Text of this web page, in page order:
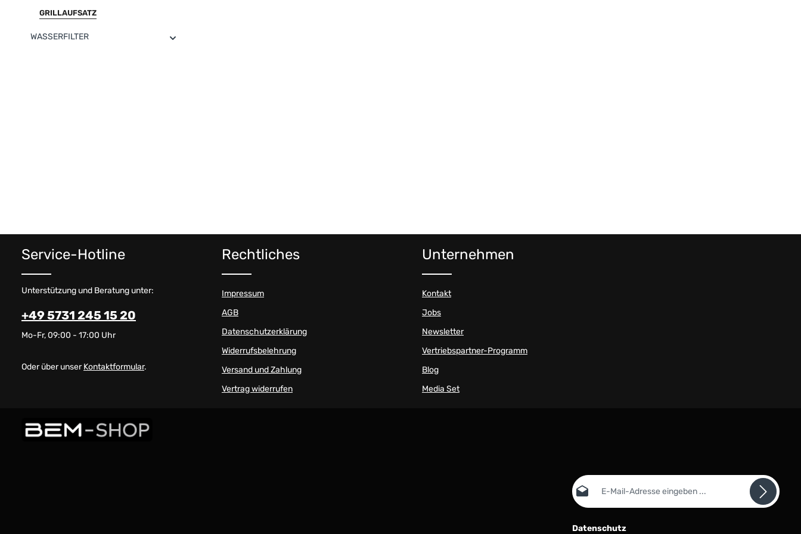
GRILLAUFSATZ
WASSERFILTER
Service-Hotline
Unterstützung und Beratung unter:
+49 5731 245 15 20
Mo-Fr, 09:00 - 17:00 Uhr
Oder über unserKontaktformular.
Rechtliches
Impressum
AGB
Datenschutzerklärung
Widerrufsbelehrung
Versand und Zahlung
Vertrag widerrufen
Unternehmen
Kontakt
Jobs
Newsletter
Vertriebspartner-Programm
Blog
Media Set
E-Mail-Adresse*
Datenschutz